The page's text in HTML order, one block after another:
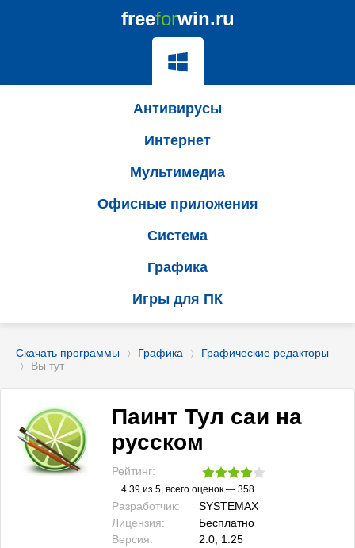
Скачать программы 〉 Графика 〉 Графические редакторы
〉 Вы тут
Паинт Тул саи на
русском
Рейтинг:
4.39из 5, всего оценок — 358
Разработчик:
SYSTEMAX
Лицензия:
Бесплатно
Версия:
2.0, 1.25
freeforwin.ru
Антивирусы
Интернет
Мультимедиа
Офисные приложения
Система
Графика
Игры для ПК